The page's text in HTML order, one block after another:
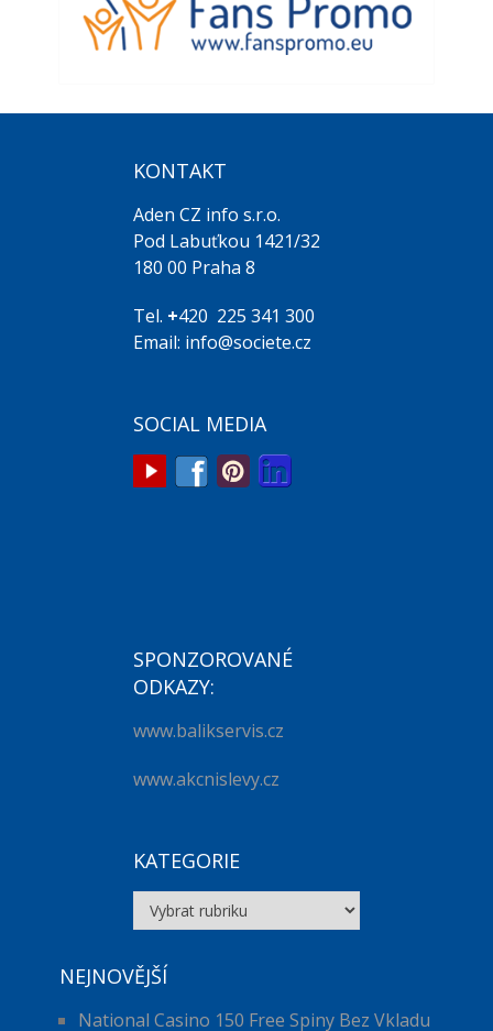
KONTAKT
Aden CZ info s.r.o.
Pod Labuťkou 1421/32
180 00 Praha 8
Tel. +420 225 341 300
Email: info@societe.cz
SOCIAL MEDIA
SPONZOROVANÉ
ODKAZY:
www.balikservis.cz
www.akcnislevy.cz
KATEGORIE
Kategorie
NEJNOVĚJŠÍ
National Casino 150 Free Spiny Bez Vkladu